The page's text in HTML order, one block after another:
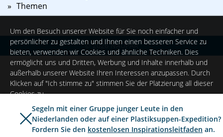
Themen
©2026 NAUPAR
Segeln mit einer Gruppe junger Leute in den
Niederlanden oder auf einer Plastiksuppen-Expedition?
Fordern Sie den kostenlosen Inspirationsleitfaden an.
Um den Besuch unserer Website für Sie noch einfacher und
persönlicher zu gestalten und Ihnen einen besseren Service zu
bieten, verwenden wir Cookies und ähnliche Techniken. Dies
ermöglicht uns und Dritten, Werbung und Inhalte innerhalb und
außerhalb unserer Website Ihren Interessen anzupassen. Durch
Klicken auf "Ich stimme zu" stimmen Sie der Platzierung all dieser
Cookies zu.
Ich stimme zu Einstellungen